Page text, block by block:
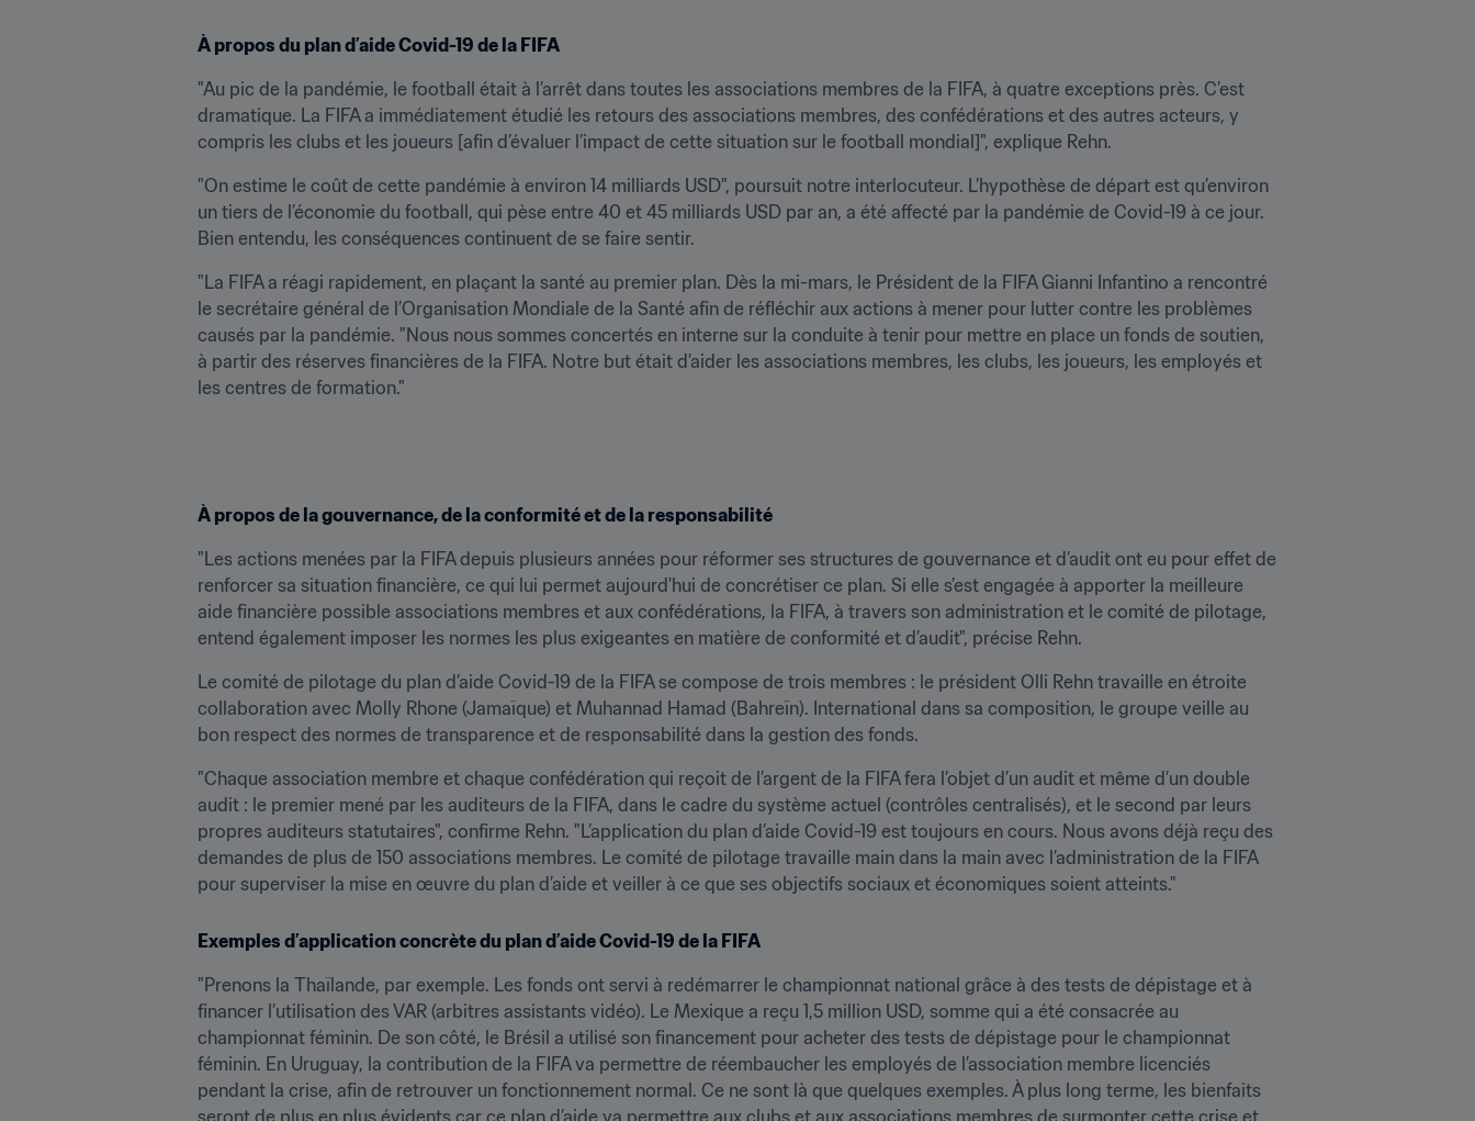
À propos du plan d’aide Covid-19 de la FIFA
"Au pic de la pandémie, le football était à l’arrêt dans toutes les associations membres de la FIFA, à quatre exceptions près. C’est
dramatique. La FIFA a immédiatement étudié les retours des associations membres, des confédérations et des autres acteurs, y
compris les clubs et les joueurs [afin d’évaluer l’impact de cette situation sur le football mondial]", explique Rehn.
"On estime le coût de cette pandémie à environ 14 milliards USD", poursuit notre interlocuteur. L’hypothèse de départ est qu’environ
un tiers de l’économie du football, qui pèse entre 40 et 45 milliards USD par an, a été affecté par la pandémie de Covid-19 à ce jour.
Bien entendu, les conséquences continuent de se faire sentir.
"La FIFA a réagi rapidement, en plaçant la santé au premier plan. Dès la mi-mars, le Président de la FIFA Gianni Infantino a rencontré
le secrétaire général de l’Organisation Mondiale de la Santé afin de réfléchir aux actions à mener pour lutter contre les problèmes
causés par la pandémie. "Nous nous sommes concertés en interne sur la conduite à tenir pour mettre en place un fonds de soutien,
à partir des réserves financières de la FIFA. Notre but était d’aider les associations membres, les clubs, les joueurs, les employés et
les centres de formation."
À propos de la gouvernance, de la conformité et de la responsabilité
"Les actions menées par la FIFA depuis plusieurs années pour réformer ses structures de gouvernance et d’audit ont eu pour effet de
renforcer sa situation financière, ce qui lui permet aujourd'hui de concrétiser ce plan. Si elle s’est engagée à apporter la meilleure
aide financière possible associations membres et aux confédérations, la FIFA, à travers son administration et le comité de pilotage,
entend également imposer les normes les plus exigeantes en matière de conformité et d’audit", précise Rehn.
Le comité de pilotage du plan d’aide Covid-19 de la FIFA se compose de trois membres : le président Olli Rehn travaille en étroite
collaboration avec Molly Rhone (Jamaïque) et Muhannad Hamad (Bahreïn). International dans sa composition, le groupe veille au
bon respect des normes de transparence et de responsabilité dans la gestion des fonds.
"Chaque association membre et chaque confédération qui reçoit de l’argent de la FIFA fera l’objet d’un audit et même d’un double
audit : le premier mené par les auditeurs de la FIFA, dans le cadre du système actuel (contrôles centralisés), et le second par leurs
propres auditeurs statutaires", confirme Rehn. "L’application du plan d’aide Covid-19 est toujours en cours. Nous avons déjà reçu des
demandes de plus de 150 associations membres. Le comité de pilotage travaille main dans la main avec l’administration de la FIFA
pour superviser la mise en œuvre du plan d’aide et veiller à ce que ses objectifs sociaux et économiques soient atteints."
Exemples d’application concrète du plan d’aide Covid-19 de la FIFA
"Prenons la Thaïlande, par exemple. Les fonds ont servi à redémarrer le championnat national grâce à des tests de dépistage et à
financer l’utilisation des VAR (arbitres assistants vidéo). Le Mexique a reçu 1,5 million USD, somme qui a été consacrée au
championnat féminin. De son côté, le Brésil a utilisé son financement pour acheter des tests de dépistage pour le championnat
féminin. En Uruguay, la contribution de la FIFA va permettre de réembaucher les employés de l’association membre licenciés
pendant la crise, afin de retrouver un fonctionnement normal. Ce ne sont là que quelques exemples. À plus long terme, les bienfaits
seront de plus en plus évidents car ce plan d’aide va permettre aux clubs et aux associations membres de surmonter cette crise et